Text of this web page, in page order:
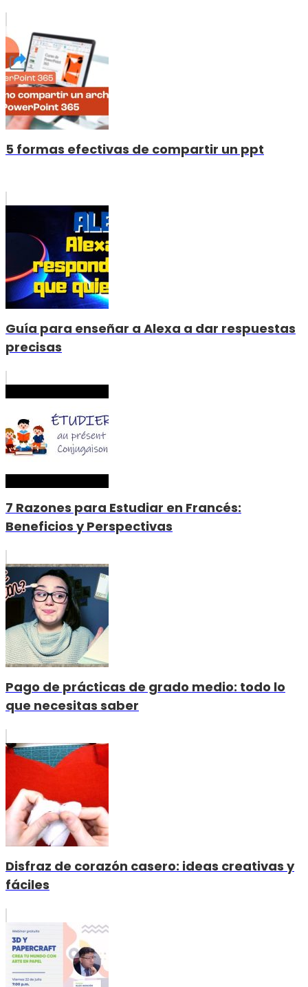
5 formas efectivas de compartir un ppt
Guía para enseñar a Alexa a dar respuestas
precisas
7 Razones para Estudiar en Francés:
Beneficios y Perspectivas
Pago de prácticas de grado medio: todo lo
que necesitas saber
Disfraz de corazón casero: ideas creativas y
fáciles